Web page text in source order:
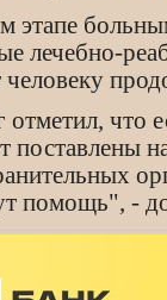
этапе
лечебно-
человеку
отметил, что
поставлены
помощь", -